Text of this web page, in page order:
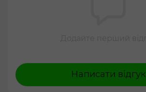
Написати відгук